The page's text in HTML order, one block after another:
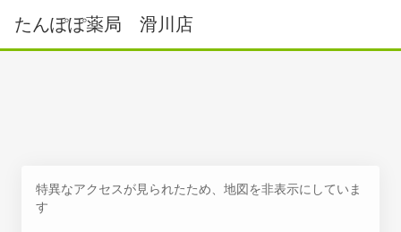
たんぽぽ薬局 滑川店
特異なアクセスが見られたため、地図を非表示にしていま
す